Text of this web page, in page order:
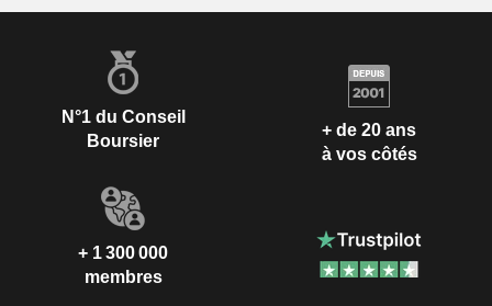
N°1 du Conseil
Boursier
+ de 20 ans
à vos côtés
+ 1 300 000
membres